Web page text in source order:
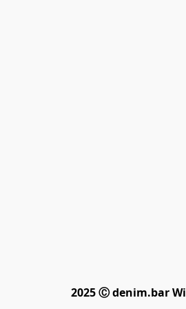
2025 Ⓒ denim.bar